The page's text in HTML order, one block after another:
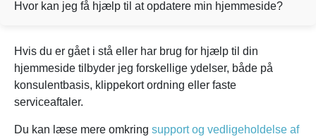
Hvor kan jeg få hjælp til at opdatere min hjemmeside?
Hvis du er gået i stå eller har brug for hjælp til din
hjemmeside tilbyder jeg forskellige ydelser, både på
konsulentbasis, klippekort ordning eller faste
serviceaftaler.
Du kan læse mere omkring support og vedligeholdelse af